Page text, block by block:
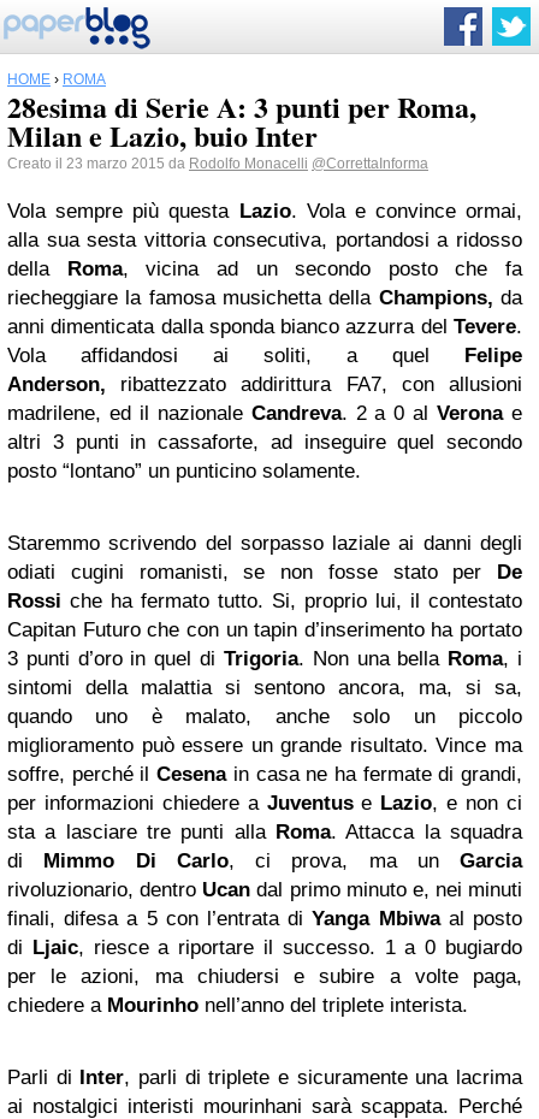
HOME › ROMA
28esima di Serie A: 3 punti per Roma,
Milan e Lazio, buio Inter
Creato il 23 marzo 2015 da Rodolfo Monacelli @CorrettaInforma
Vola sempre più questaLazio. Vola e convince ormai,
alla sua sesta vittoria consecutiva, portandosi a ridosso
della Roma, vicina ad un secondo posto che fa
riecheggiare la famosa musichetta della Champions,da
anni dimenticata dalla sponda bianco azzurra del Tevere.
Vola affidandosi ai soliti, a quel Felipe
Anderson, ribattezzato addirittura FA7, con allusioni
madrilene, ed il nazionale Candreva. 2 a 0 alVeronae
altri 3 punti in cassaforte, ad inseguire quel secondo
posto “lontano” un punticino solamente.
Staremmo scrivendo del sorpasso laziale ai danni degli
odiati cugini romanisti, se non fosse stato per De
Rossi che ha fermato tutto. Si, proprio lui, il contestato
Capitan Futuro che con un tapin d’inserimento ha portato
3 punti d’oro in quel di Trigoria. Non una bella Roma, i
sintomi della malattia si sentono ancora, ma, si sa,
quando uno è malato, anche solo un piccolo
miglioramento può essere un grande risultato. Vince ma
soffre, perché ilCesenain casa ne ha fermate di grandi,
per informazioni chiedere a Juventuse Lazio, e non ci
sta a lasciare tre punti alla Roma. Attacca la squadra
di Mimmo Di Carlo, ci prova, ma un Garcia
rivoluzionario, dentro Ucan dal primo minuto e, nei minuti
finali, difesa a 5 con l’entrata diYanga Mbiwaal posto
di Ljaic, riesce a riportare il successo. 1 a 0 bugiardo
per le azioni, ma chiudersi e subire a volte paga,
chiedere a Mourinho nell’anno del triplete interista.
Parli di Inter, parli di triplete e sicuramente una lacrima
ai nostalgici interisti mourinhani sarà scappata. Perché